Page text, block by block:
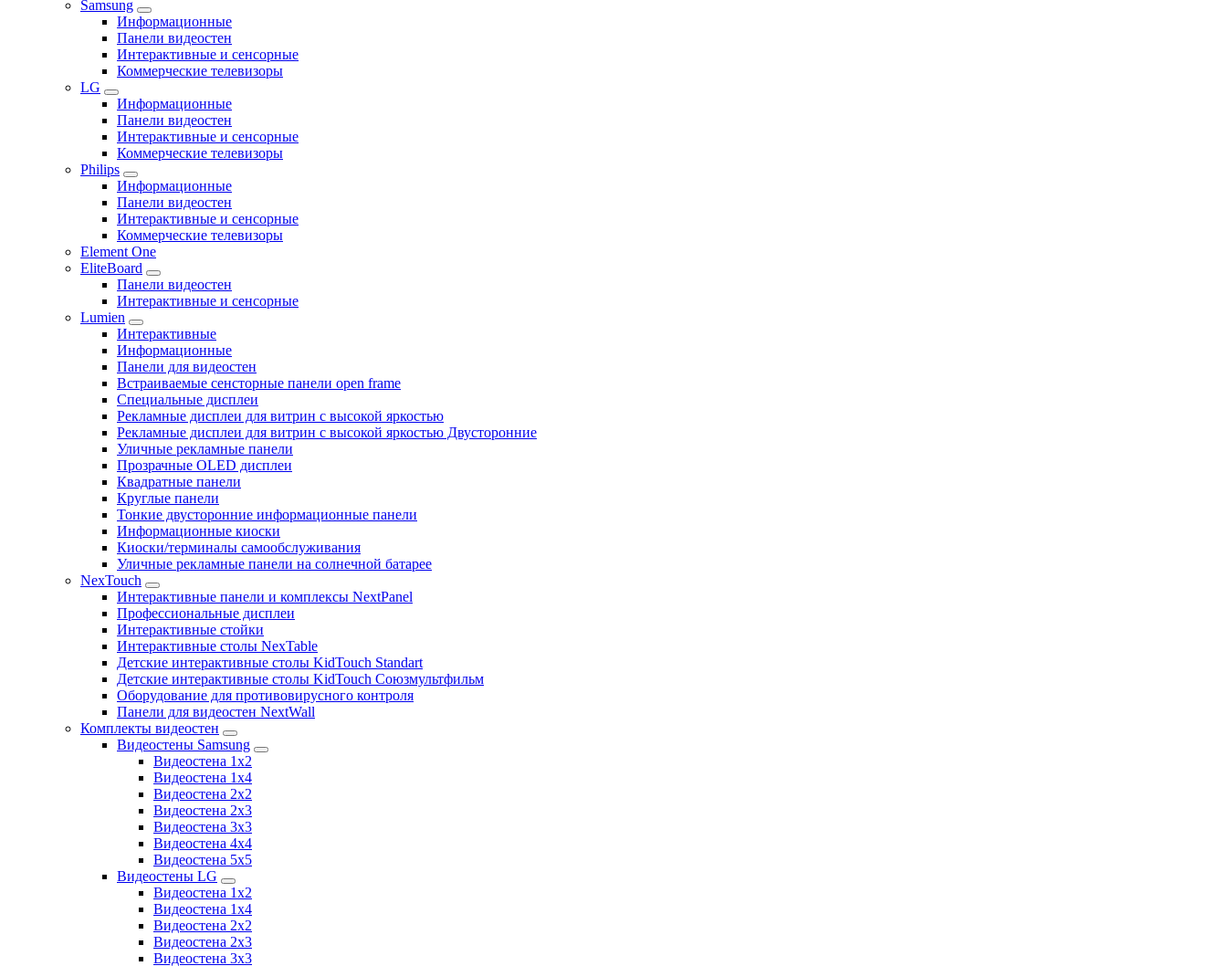
Samsung
Информационные
Панели видеостен
Интерактивные и сенсорные
Коммерческие телевизоры
LG
Информационные
Панели видеостен
Интерактивные и сенсорные
Коммерческие телевизоры
Philips
Информационные
Панели видеостен
Интерактивные и сенсорные
Коммерческие телевизоры
Element One
EliteBoard
Панели видеостен
Интерактивные и сенсорные
Lumien
Интерактивные
Информационные
Панели для видеостен
Встраиваемые сенсторные панели open frame
Специальные дисплеи
Рекламные дисплеи для витрин с высокой яркостью
Рекламные дисплеи для витрин с высокой яркостью Двусторонние
Уличные рекламные панели
Прозрачные OLED дисплеи
Квадратные панели
Круглые панели
Тонкие двусторонние информационные панели
Информационные киоски
Киоски/терминалы самообслуживания
Уличные рекламные панели на солнечной батарее
NexTouch
Интерактивные панели и комплексы NextPanel
Профессиональные дисплеи
Интерактивные стойки
Интерактивные столы NexTable
Детские интерактивные столы KidTouch Standart
Детские интерактивные столы KidTouch Союзмультфильм
Оборудование для противовирусного контроля
Панели для видеостен NextWall
Комплекты видеостен
Видеостены Samsung
Видеостена 1x2
Видеостена 1x4
Видеостена 2x2
Видеостена 2х3
Видеостена 3x3
Видеостена 4x4
Видеостена 5x5
Видеостены LG
Видеостена 1x2
Видеостена 1x4
Видеостена 2x2
Видеостена 2x3
Видеостена 3x3